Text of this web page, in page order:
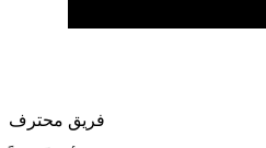
فريق محترف